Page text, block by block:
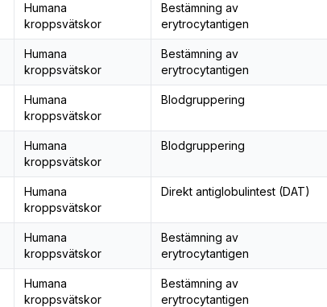
Humana
kroppsvätskor
Bestämning av
erytrocytantigen
Humana
kroppsvätskor
Bestämning av
erytrocytantigen
Humana
kroppsvätskor
Blodgruppering
Humana
kroppsvätskor
Blodgruppering
Humana
kroppsvätskor
Direkt antiglobulintest (DAT)
Humana
kroppsvätskor
Bestämning av
erytrocytantigen
Humana
kroppsvätskor
Bestämning av
erytrocytantigen